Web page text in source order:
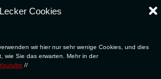
Lecker Cookies
wir hier nur sehr wenige Cookies, und dies
wie Sie das erwarten. Mehr in der
//